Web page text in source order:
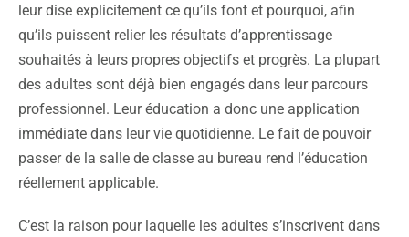
leur dise explicitement ce qu’ils font et pourquoi, afin
qu’ils puissent relier les résultats d’apprentissage
souhaités à leurs propres objectifs et progrès. La plupart
des adultes sont déjà bien engagés dans leur parcours
professionnel. Leur éducation a donc une application
immédiate dans leur vie quotidienne. Le fait de pouvoir
passer de la salle de classe au bureau rend l’éducation
réellement applicable.
C’est la raison pour laquelle les adultes s’inscrivent dans